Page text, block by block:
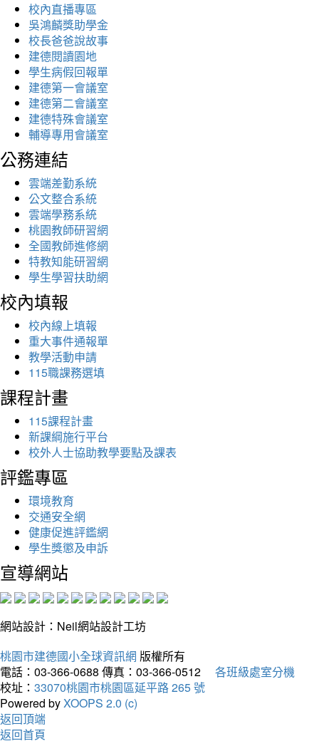
校內直播專區
吳鴻麟獎助學金
校長爸爸說故事
建德閱讀園地
學生病假回報單
建德第一會議室
建德第二會議室
建德特殊會議室
輔導專用會議室
公務連結
雲端差勤系統
公文整合系統
雲端學務系統
桃園教師研習網
全國教師進修網
特教知能研習網
學生學習扶助網
校內填報
校內線上填報
重大事件通報單
教學活動申請
115職課務選填
課程計畫
115課程計畫
新課綱施行平台
校外人士協助教學要點及課表
評鑑專區
環境教育
交通安全網
健康促進評鑑網
學生獎懲及申訴
宣導網站
網站設計：Neil網站設計工坊
桃園市建德國小全球資訊網 版權所有
電話：03-366-0688 傳真：03-366-0512
各班級處室分機
校址： 33070桃園市桃園區延平路 265 號
Powered byXOOPS 2.0 (c)
返回頂端
返回首頁